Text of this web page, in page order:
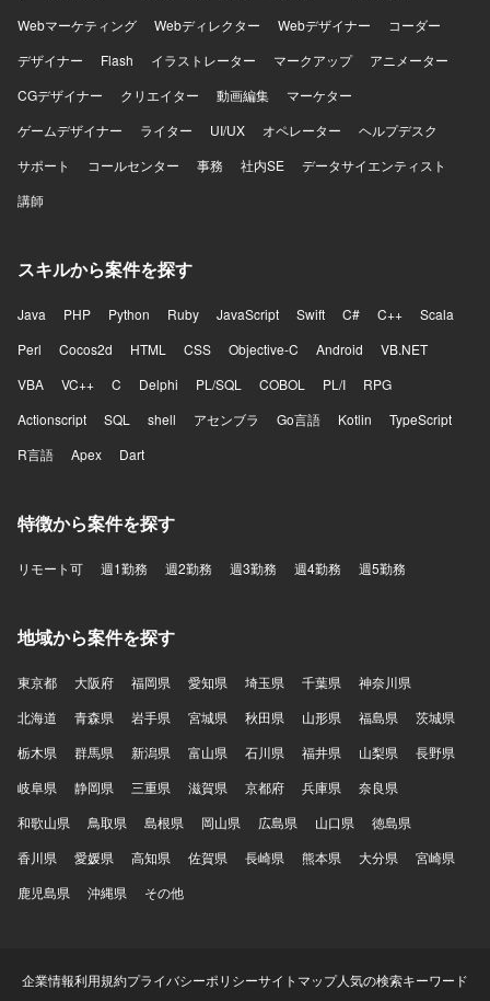
Webマーケティング
Webディレクター Webデザイナー
コーダー
デザイナー
Flash イラストレーター マークアップ
アニメーター
CGデザイナー
クリエイター 動画編集
マーケター
ゲームデザイナー
ライター UI/UX オペレーター
ヘルプデスク
サポート
コールセンター 事務 社内SE
データサイエンティスト
講師
スキルから案件を探す
Java PHP Python Ruby JavaScript Swift C# C++
Scala
Perl
Cocos2d HTML CSS Objective-C Android
VB.NET
VBA
VC++ C Delphi PL/SQL COBOL PL/I
RPG
Actionscript
SQL shell アセンブラ Go言語 Kotlin
TypeScript
R言語
Apex Dart
特徴から案件を探す
リモート可 週1勤務 週2勤務 週3勤務 週4勤務 週5勤務
地域から案件を探す
東京都 大阪府 福岡県 愛知県 埼玉県 千葉県
神奈川県
北海道
青森県 岩手県 宮城県 秋田県 山形県 福島県
茨城県
栃木県
群馬県 新潟県 富山県 石川県 福井県 山梨県
長野県
岐阜県
静岡県 三重県 滋賀県 京都府 兵庫県
奈良県
和歌山県
鳥取県 島根県 岡山県 広島県 山口県
徳島県
香川県
愛媛県 高知県 佐賀県 長崎県 熊本県 大分県
宮崎県
鹿児島県
沖縄県 その他
企業情報利用規約プライバシーポリシーサイトマップ人気の検索キーワード